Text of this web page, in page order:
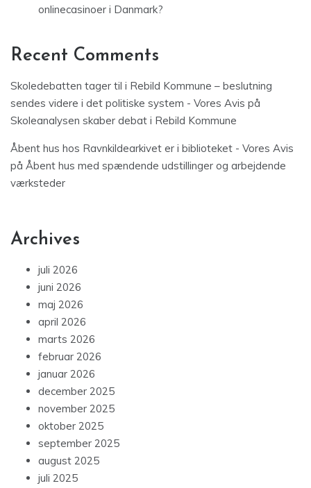
onlinecasinoer i Danmark?
Recent Comments
Skoledebatten tager til i Rebild Kommune – beslutning
sendes videre i det politiske system - Vores Avis på
Skoleanalysen skaber debat i Rebild Kommune
Åbent hus hos Ravnkildearkivet er i biblioteket - Vores Avis
på Åbent hus med spændende udstillinger og arbejdende
værksteder
Archives
juli 2026
juni 2026
maj 2026
april 2026
marts 2026
februar 2026
januar 2026
december 2025
november 2025
oktober 2025
september 2025
august 2025
juli 2025